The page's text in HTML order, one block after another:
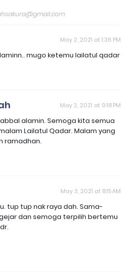
May 2, 2021 at 1:36 PM
mugo ketemu lailatul qadar
May 2, 2021 at 9:18 PM
alamin. Semoga kita semua
Lailatul Qadar. Malam yang
ramadhan.
May 3, 2021 at 8:15 AM
tup tup nak raya dah. Sama-
dan semoga terpilih bertemu